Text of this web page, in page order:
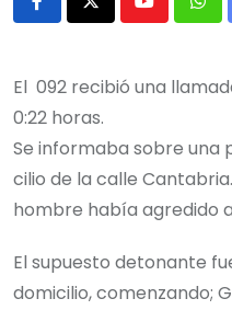
Youtube
El 092 recibió una
0:22 horas.
Se informaba sobre una
cilio de la calle
hombre había agredido
El supuesto detonante
domicilio, comenzando;